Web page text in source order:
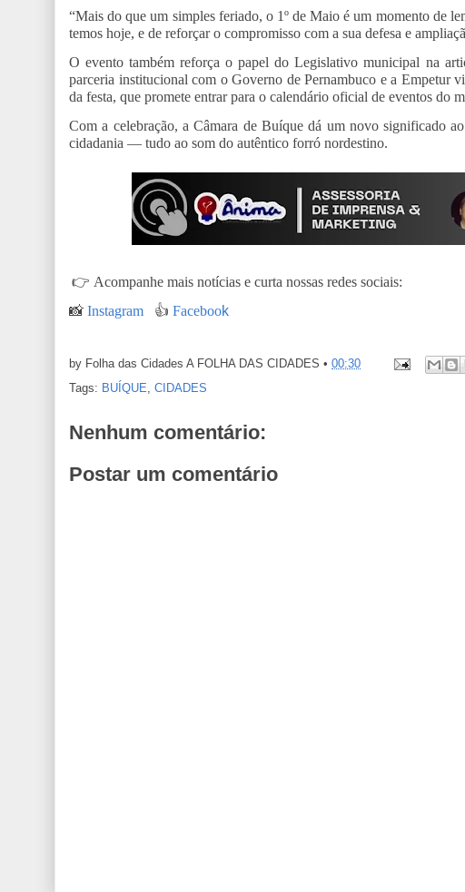
“Mais do que um simples feriado, o 1º de Maio é um momento de
temos hoje, e de reforçar o compromisso com a sua defesa e
O evento também reforça o papel do Legislativo municipal na
parceria institucional com o Governo de Pernambuco e a Empetur
da festa, que promete entrar para o calendário oficial de eventos do
Com a celebração, a Câmara de Buíque dá um novo significado
cidadania — tudo ao som do autêntico forró nordestino.
👉 Acompanhe mais notícias e curta nossas redes sociais:
📸 Instagram 👍 Facebook
by Folha das Cidades A FOLHA DAS CIDADES • 00:30
Tags: BUÍQUE, CIDADES
Nenhum comentário:
Postar um comentário